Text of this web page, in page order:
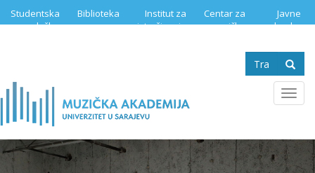
Studentska
služba
Biblioteka
Institut za
istraživanje
Centar za
muzičku
Javne
nabavke
Search
form